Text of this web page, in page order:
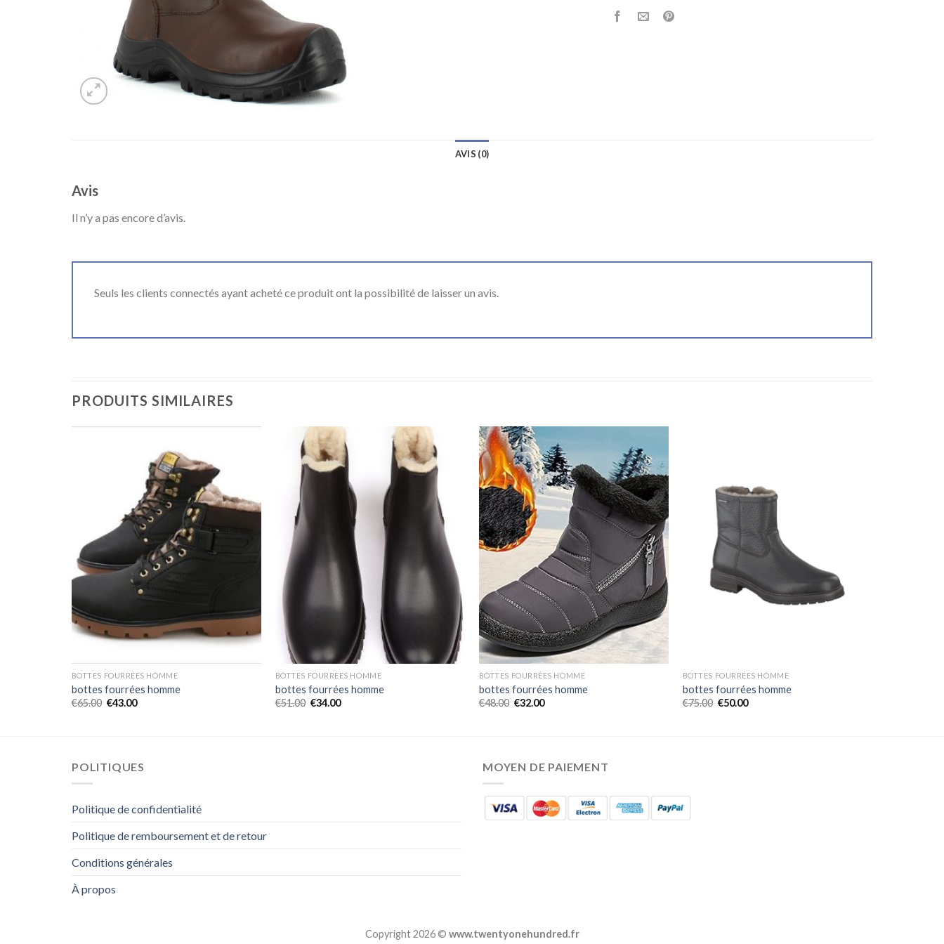
AVIS (0)
Avis
Il n’y a pas encore d’avis.
Seuls les clients connectés ayant acheté ce produit ont la possibilité de laisser un avis.
PRODUITS SIMILAIRES
BOTTES FOURRÉES HOMME
bottes fourrées homme
€65.00 €43.00
BOTTES FOURRÉES HOMME
bottes fourrées homme
€51.00 €34.00
BOTTES FOURRÉES HOMME
bottes fourrées homme
€48.00 €32.00
BOTTES FOURRÉES HOMME
bottes fourrées homme
€75.00 €50.00
POLITIQUES
Politique de confidentialité
Politique de remboursement et de retour
Conditions générales
À propos
MOYEN DE PAIEMENT
Copyright 2026 © www.twentyonehundred.fr